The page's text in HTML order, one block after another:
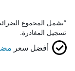
*يشمل المجموع
تسجيل المغادرة.
أفضل سعر